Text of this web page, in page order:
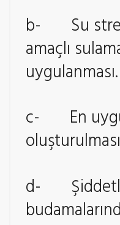
b- Su
amaçlı
uygulanması.
c- En
d-